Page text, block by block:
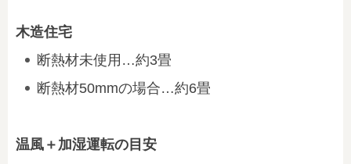
木造住宅
断熱材未使用…約3畳
断熱材50mmの場合…約6畳
温風＋加湿運転の目安